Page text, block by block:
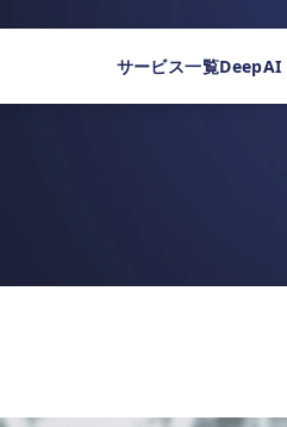
サービス一覧DeepAI